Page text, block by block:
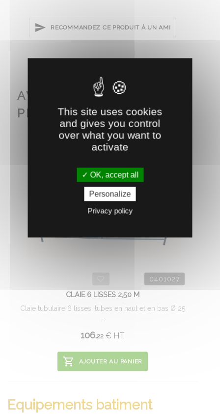
RECOMMANDEZ CE PRODUIT À UN AMI
AVEC CE PRODUIT
PENSEZ AUSSI À...
0401027
CLAIE 6 LISSES 2,50 M
Claie tubulaire 6 lisses, tubes en haut et en bas Ø 25
106.22 € HT
AJOUTER AU PANIER
Equipements batiment
This site uses cookies
and gives you control
over what you want to
activate
OK, accept all
Personalize
Privacy policy